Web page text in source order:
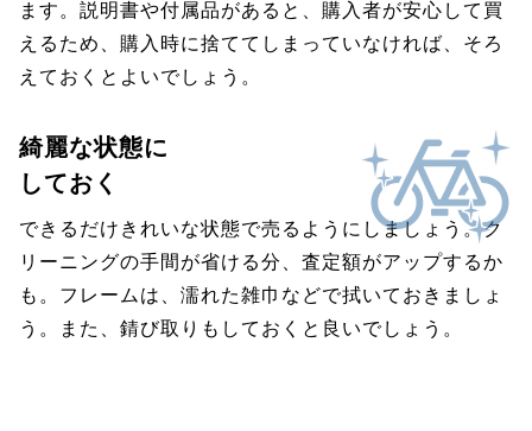
ます。説明書や付属品があると、購入者が安心して買
えるため、購入時に捨ててしまっていなければ、そろ
えておくとよいでしょう。
綺麗な状態に
しておく
できるだけきれいな状態で売るようにしましょう。ク
リーニングの手間が省ける分、査定額がアップするか
も。フレームは、濡れた雑巾などで拭いておきましょ
う。また、錆び取りもしておくと良いでしょう。